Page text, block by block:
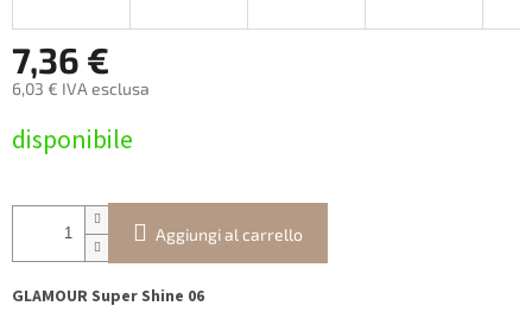
7,36 €
6,03 € IVA esclusa
della
disponibile
Aggiungi al carrello
GLAMOUR Super Shine 06